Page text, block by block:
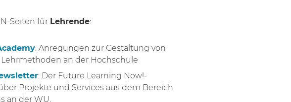
Seiten für Lehrende:
: Anregungen zur Gestaltung von
an der Hochschule
: Der Future Learning Now!-
Projekte und Services aus dem Bereich
an der WU.